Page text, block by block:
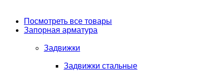
Посмотреть все товары
Запорная арматура
Задвижки
Задвижки стальные